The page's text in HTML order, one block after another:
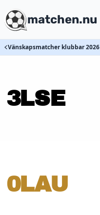
matchen.nu
Vänskapsmatcher klubbar 2026
3LSE
0LAU